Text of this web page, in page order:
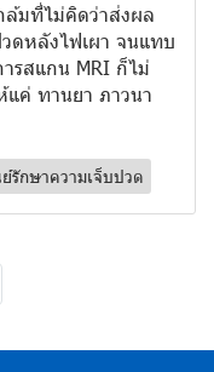
มที่ไม่คิดว่าส่งผล
ดหลังไฟเผา จนแทบ
รสแกน MRI ก็ไม่
แค่ ทานยา ภาวนา
รักษาความเจ็บปวด